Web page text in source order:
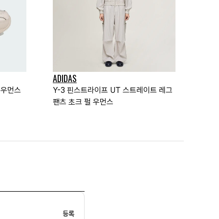
먼스
ADIDAS
Y-3 핀스트라이프 UT 스트레이트 레그
팬츠 초크 펄 우먼스
등록